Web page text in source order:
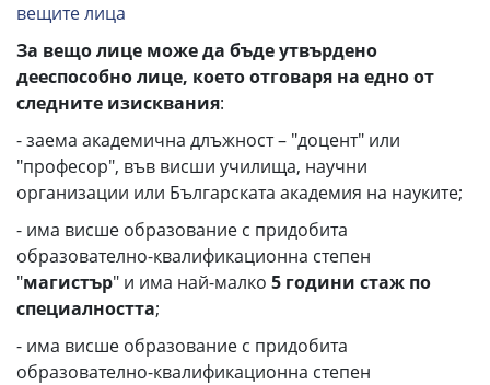
вещите лица
За вещо лице може да бъде утвърдено
дееспособно лице, което отговаря на едно от
следните изисквания:
- заема академична длъжност – "доцент" или
"професор", във висши училища, научни
организации или Българската академия на науките;
- има висше образование с придобита
образователно-квалификационна степен
"магистър" и има най-малко 5 години стаж по
специалността;
- има висше образование с придобита
образователно-квалификационна степен